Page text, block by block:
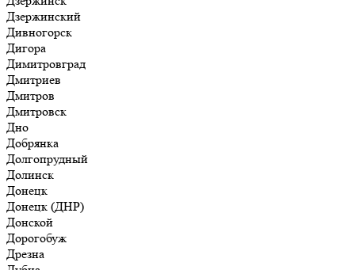
Дзержинский
Дивногорск
Дигора
Димитровград
Дмитриев
Дмитров
Дмитровск
Дно
Добрянка
Долгопрудный
Долинск
Донецк
Донецк (ДНР)
Донской
Дорогобуж
Дрезна